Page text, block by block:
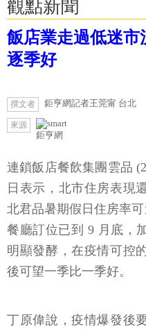
觀點新聞
飯店業走過低迷市
逐季好
撰文者 鉅亨網記者王莞甯 台北
來源
鉅亨網
連鎖飯店餐飲集團雲品
日表示，北市住房表現
北君品暑期假日住房率
餐廳訂位已到 9 月底，
明顯發酵，在疫情可控
後可望一季比一季好。
丁原偉說，疫情爆發後